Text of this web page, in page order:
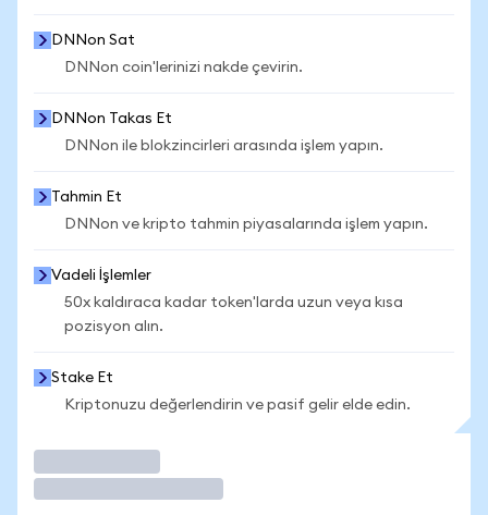
DNNon Sat
DNNon coin'lerinizi nakde çevirin.
DNNon Takas Et
DNNon ile blokzincirleri arasında işlem yapın.
Tahmin Et
DNNon ve kripto tahmin piyasalarında işlem yapın.
Vadeli İşlemler
50x kaldıraca kadar token'larda uzun veya kısa
pozisyon alın.
Stake Et
Kriptonuzu değerlendirin ve pasif gelir elde edin.